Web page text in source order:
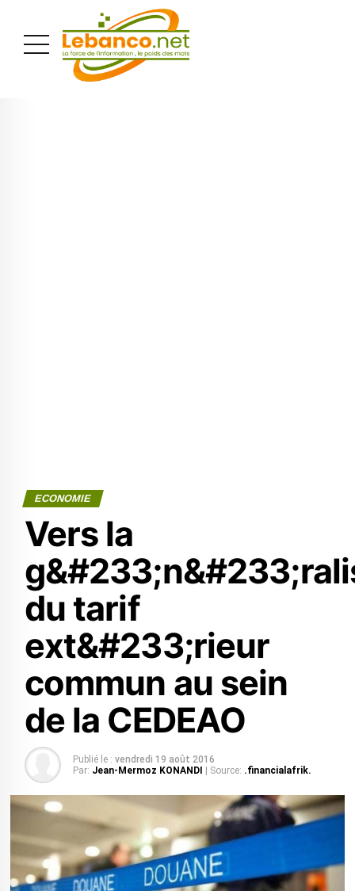
ECONOMIE
Vers la
du tarif
ext&#233;rieur
commun au sein
de la CEDEAO
Publié le : vendredi 19 août 2016
Par: Jean-Mermoz KONANDI | Source: .financialafrik.